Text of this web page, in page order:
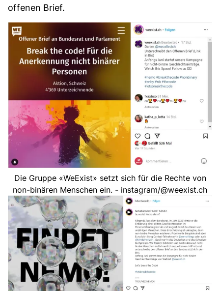
offenen Brief.
Die Gruppe «WeExist» setzt sich für die Rechte von
non-binären Menschen ein. - instagram/@weexist.ch